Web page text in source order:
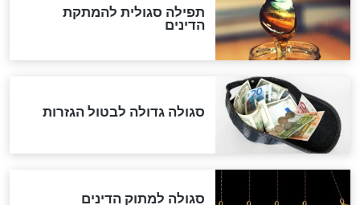
אחרית הימים
האם אפשר לחשב את הקץ?